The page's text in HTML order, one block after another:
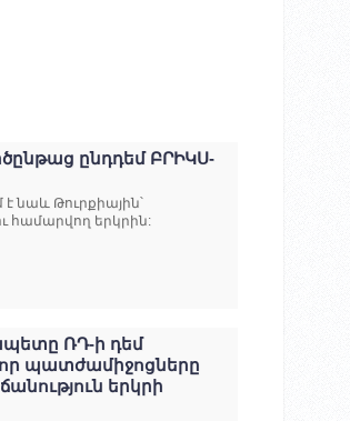
ընդդեմ ԲՐԻԿՍ-
է նաև Թուրքիային՝
համարվող երկրին:
ՌԴ-ի դեմ
պատժամիջոցները
երկրի